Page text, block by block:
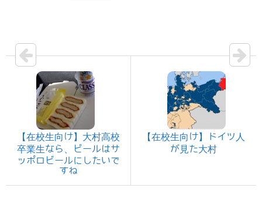
【在校生向け】大村高校
卒業生なら、ビールはサ
ッポロビールにしたいで
すね
【在校生向け】ドイツ人
が見た大村